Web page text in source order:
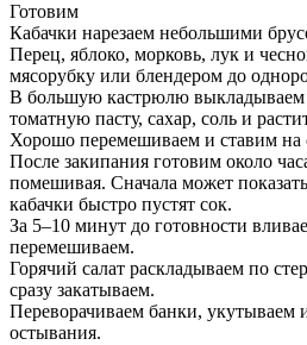
Готовим
Кабачки нарезаем небольшими
Перец, яблоко, морковь, лук и
мясорубку или блендером до
В большую кастрюлю выкладываем
томатную пасту, сахар, соль и
Хорошо перемешиваем и ставим на
После закипания готовим около
помешивая. Сначала может
кабачки быстро пустят сок.
За 5–10 минут до готовности
перемешиваем.
Горячий салат раскладываем по
сразу закатываем.
Переворачиваем банки, укутываем
остывания.